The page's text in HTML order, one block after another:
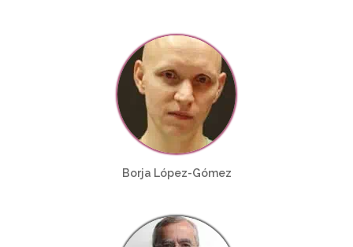
Borja López-Gómez